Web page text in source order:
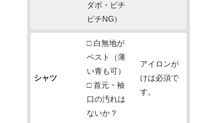
ダボ・ピチ
ピチNG）
シャツ
□ 白無地が
ベスト（薄
い青も可）
□ 首元・袖
口の汚れは
ないか？
アイロンが
けは必須で
す。